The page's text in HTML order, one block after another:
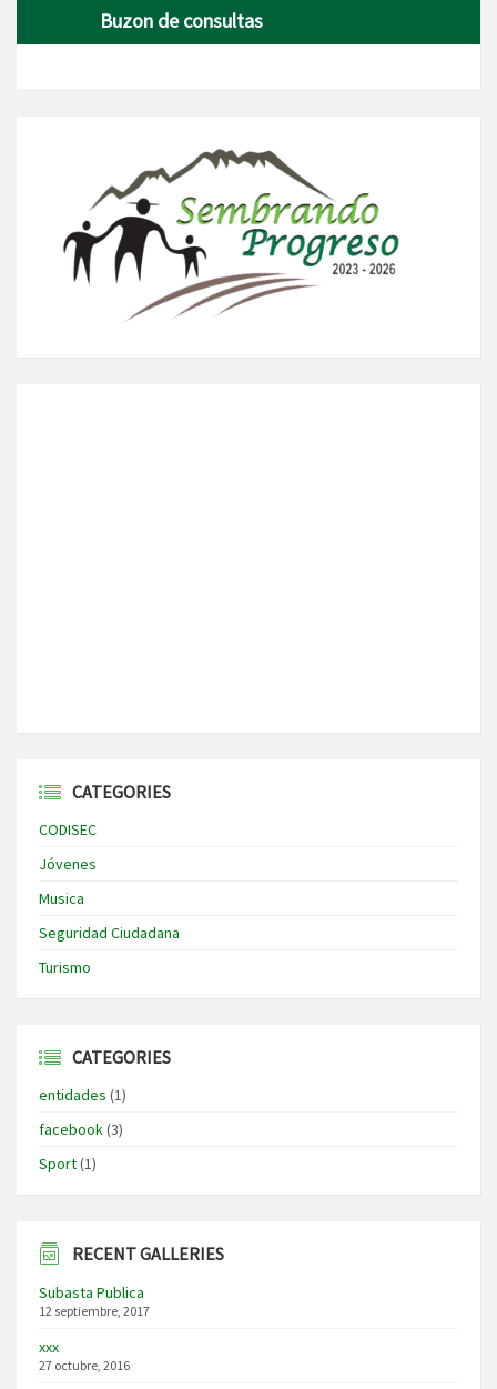
Buzon de consultas
CATEGORIES
CODISEC
Jóvenes
Musica
Seguridad Ciudadana
Turismo
CATEGORIES
entidades (1)
facebook(3)
Sport(1)
RECENT GALLERIES
Subasta Publica
12 septiembre, 2017
xxx
27 octubre, 2016